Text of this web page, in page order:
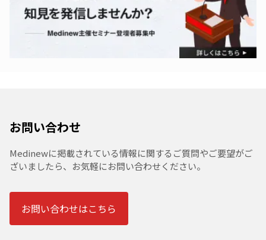
お問い合わせ
Medinewに掲載されている情報に関するご質問やご要望がご
ざいましたら、お気軽にお問い合わせください。
お問い合わせはこちら